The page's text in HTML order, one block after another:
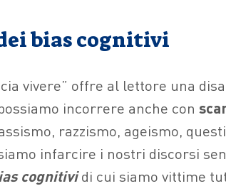
bias cognitivi
vivere” offre al lettore una
incorrere anche con
razzismo, ageismo,
infarcire i nostri discorsi
cognitividi cui siamo vittime